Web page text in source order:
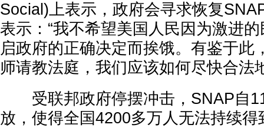
Social)上表示，政府会寻求恢复
表示：“我不希望美国人民因为激进
启政府的正确决定而挨饿。有鉴于此
师请教法庭，我们应该如何尽快合法
受联邦政府停摆冲击，SNAP自
放，使得全国4200多万人无法持续